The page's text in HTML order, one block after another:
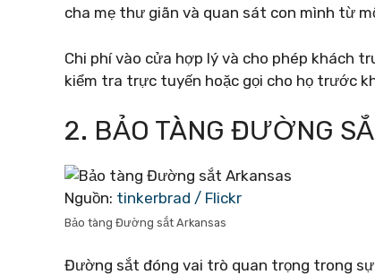
cha mẹ thư giãn và quan sát con mình từ
Chi phí vào cửa hợp lý và cho phép khách
kiểm tra trực tuyến hoặc gọi cho họ trước
2. BẢO TÀNG ĐƯỜNG
Nguồn: tinkerbrad / Flickr
Bảo tàng Đường sắt Arkansas
Đường sắt đóng vai trò quan trọng trong